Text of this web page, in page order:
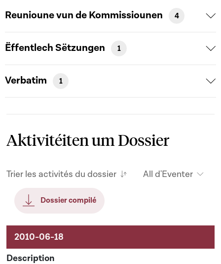
Reunioune vun de Kommissiounen 4
Ëffentlech Sëtzungen 1
Verbatim 1
Aktivitéiten um Dossier
Trier les activités du dossier All d'Eventer
Dossier compilé
Aktivitéiten um Dossier